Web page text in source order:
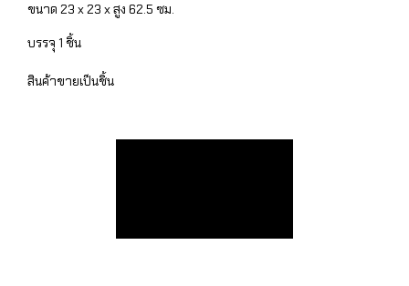
ขนาด 23 x 23 x สูง 62.5 ซม.
บรรจุ 1 ชิ้น
สินค้าขายเป็นชิ้น